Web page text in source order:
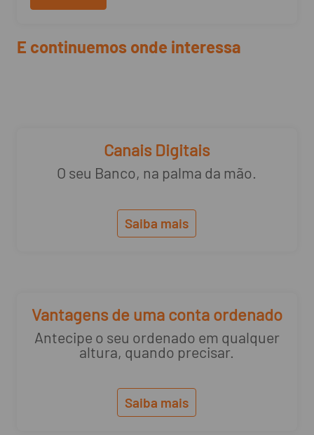
E continuemos onde interessa
Canais Digitais
O seu Banco, na palma da mão.
Saiba mais
Vantagens de uma conta ordenado
Antecipe o seu ordenado em qualquer
altura, quando precisar.
Saiba mais